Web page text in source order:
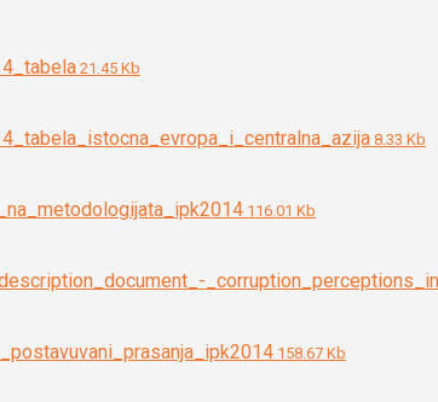
21.45 Kb
8.33 Kb
116.01 Kb
158.67 Kb